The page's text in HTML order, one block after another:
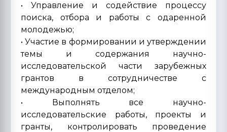
• Управление и содействие процессу
поиска, отбора и работы с одаренной
молодежью;
• Участие в формировании и утверждении
темы и содержания научно-
исследовательской части зарубежных
грантов в сотрудничестве с
международным отделом;
• Выполнять все научно-
исследовательские работы, проекты и
гранты, контролировать проведение